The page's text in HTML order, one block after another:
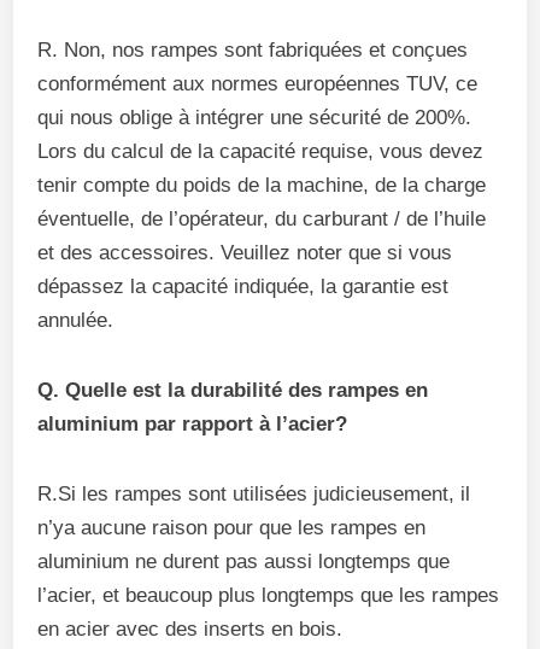
R. Non, nos rampes sont fabriquées et conçues
conformément aux normes européennes TUV, ce
qui nous oblige à intégrer une sécurité de 200%.
Lors du calcul de la capacité requise, vous devez
tenir compte du poids de la machine, de la charge
éventuelle, de l’opérateur, du carburant / de l’huile
et des accessoires. Veuillez noter que si vous
dépassez la capacité indiquée, la garantie est
annulée.
Q. Quelle est la durabilité des rampes en
aluminium par rapport à l’acier?
R.Si les rampes sont utilisées judicieusement, il
n’ya aucune raison pour que les rampes en
aluminium ne durent pas aussi longtemps que
l’acier, et beaucoup plus longtemps que les rampes
en acier avec des inserts en bois.